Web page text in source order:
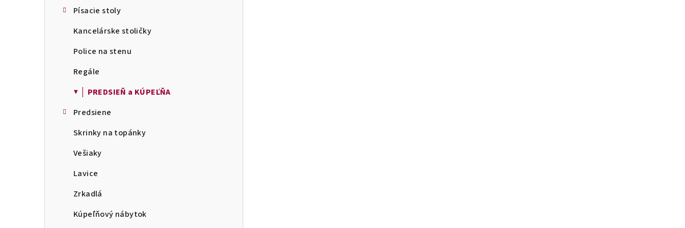
Písacie stoly
Kancelárske stoličky
Police na stenu
Regále
▼ │ PREDSIEŇ a KÚPEĽŇA
Predsiene
Skrinky na topánky
Vešiaky
Lavice
Zrkadlá
Kúpeľňový nábytok